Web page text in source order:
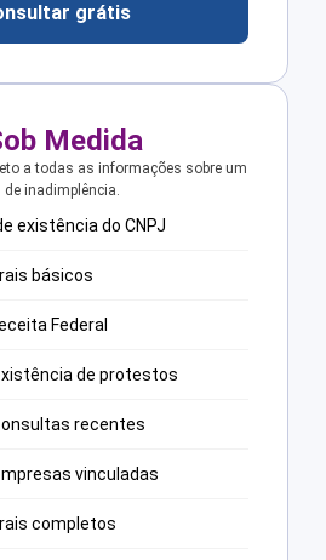
grátis
Medida
a todas as informações sobre um
de inadimplência.
existência do CNPJ
básicos
Federal
de protestos
recentes
vinculadas
completos